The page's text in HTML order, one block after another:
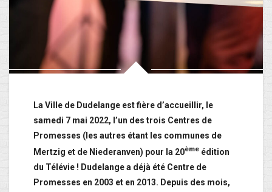
La Ville de Dudelange est fière d’accueillir, le
samedi 7 mai 2022, l’un des trois Centres de
Promesses (les autres étant les communes de
Mertzig et de Niederanven) pour la 20ème édition
du Télévie ! Dudelange a déjà été Centre de
Promesses en 2003 et en 2013. Depuis des mois,